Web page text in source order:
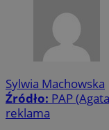
Sylwia Machowska
Źródło: PAP
reklama